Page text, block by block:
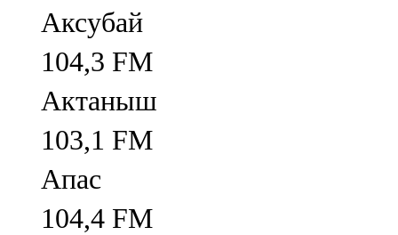
Аксубай
104,3 FM
Актаныш
103,1 FM
Апас
104,4 FM